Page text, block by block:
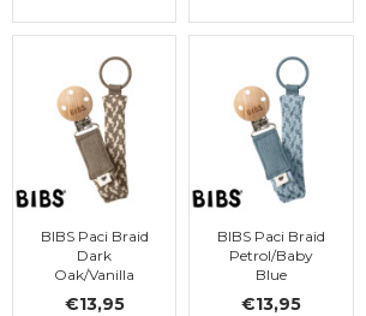
BIBS Paci Braid
Dark
Oak/Vanilla
€13,95
BIBS Paci Braid
Petrol/Baby
Blue
€13,95